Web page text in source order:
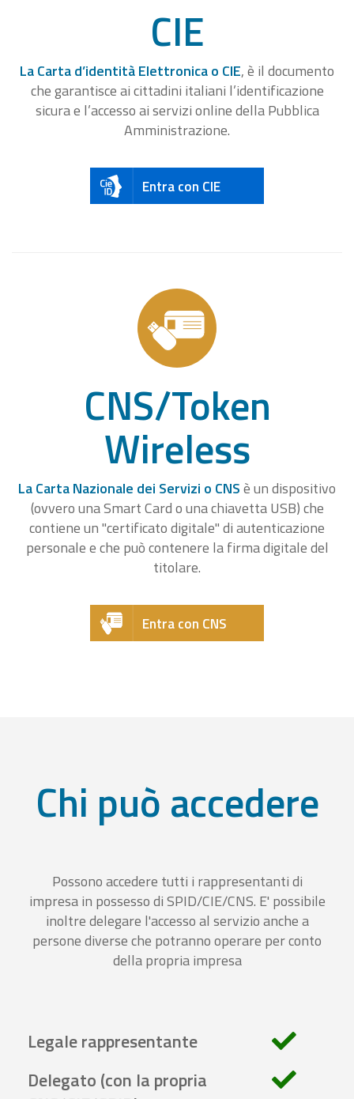
CIE
La Carta d’identità Elettronica o CIE, è il documento
che garantisce ai cittadini italiani l’identificazione
sicura e l’accesso ai servizi online della Pubblica
Amministrazione.
Entra con CIE
CNS/Token
Wireless
La Carta Nazionale dei Servizi o CNSè un dispositivo
(ovvero una Smart Card o una chiavetta USB) che
contiene un "certificato digitale" di autenticazione
personale e che può contenere la firma digitale del
titolare.
Entra con CNS
Chi può accedere
Possono accedere tutti i rappresentanti di
impresa in possesso di SPID/CIE/CNS. E' possibile
inoltre delegare l'accesso al servizio anche a
persone diverse che potranno operare per conto
della propria impresa
Legale rappresentante
Delegato (con la propria